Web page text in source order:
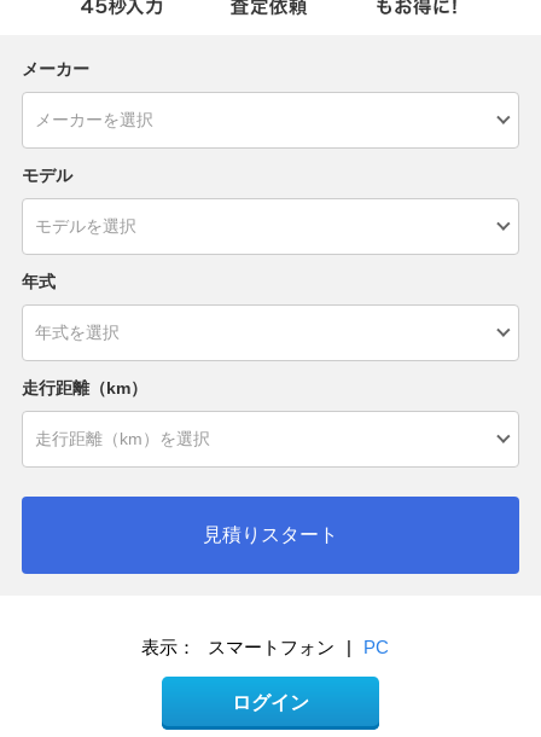
メーカー
モデル
年式
走行距離（km）
見積りスタート
表示： スマートフォン | PC
ログイン